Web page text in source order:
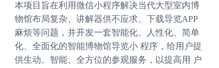
本项目旨在利用微信小程序解决当代大型室内博
物馆布局复杂、讲解器供不应求、下载导览APP
麻烦等问题，并开发一套智能化、人性化、简单
化、全面化的智能博物馆导览小 程序，给用户提
供生动、智能、全方位的参观服务，以提高用 户